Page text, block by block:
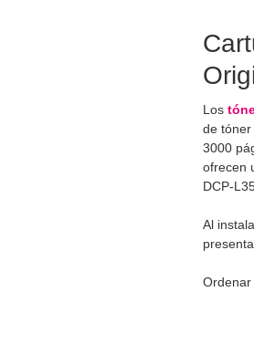
Los
de tóner
3000
ofrecen
DCP-
Al
Ordenar